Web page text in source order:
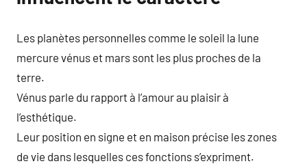
Les planètes personnelles comme le soleil la lune
mercure vénus et mars sont les plus proches de la
terre.
Vénus parle du rapport à l’amour au plaisir à
l’esthétique.
Leur position en signe et en maison précise les zones
de vie dans lesquelles ces fonctions s’expriment.